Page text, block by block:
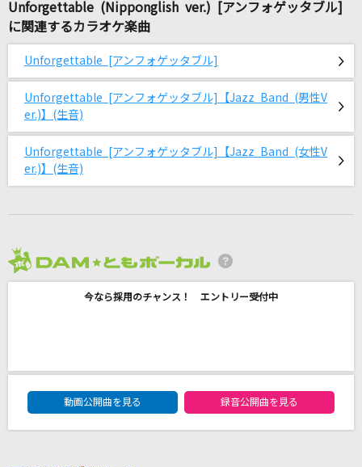
I LOVE YOU
クリス・ハート
Won(*3*)Chu KissMe!
SAKURA*TRICK(高山春香♪園田優♪野田コトネ♪南しずく♪池野楓♪飯
塚ゆず)【CV:戸松遥・井口裕香・相坂優歌・五十嵐裕美・渕上舞・戸田め
ぐみ】
くるみ
Mr.Children
鉄道唱歌
作品No.2「春」イ長調～ぼくらのウォーゲーム!
GAO
ゼロイチキセキ
Unforgettable (Nipponglish ver.) [アンフォゲッタブル]
に関連するカラオケ楽曲
Unforgettable [アンフォゲッタブル]
Unforgettable [アンフォゲッタブル]【Jazz Band (男性V
er.)】(生音)
Unforgettable [アンフォゲッタブル]【Jazz Band (女性V
er.)】(生音)
今なら採用のチャンス！ エントリー受付中
DAM★ともボーカルエントリーランキング
動画公開曲を見る
録音公開曲を見る